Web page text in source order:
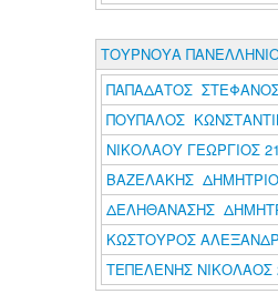
ΤΟΥΡΝΟΥΑ
ΠΑΠΑΔΑΤΟΣ
ΠΟΥΠΑΛΟΣ
ΝΙΚΟΛΑΟΥ ΓΕΩΡΓΙΟΣ
ΒΑΖΕΛΑΚΗΣ
ΔΕΛΗΘΑΝΑΣΗΣ
ΚΩΣΤΟΥΡΟΣ
ΤΕΠΕΛΕΝΗΣ ΝΙΚΟΛΑΟΣ